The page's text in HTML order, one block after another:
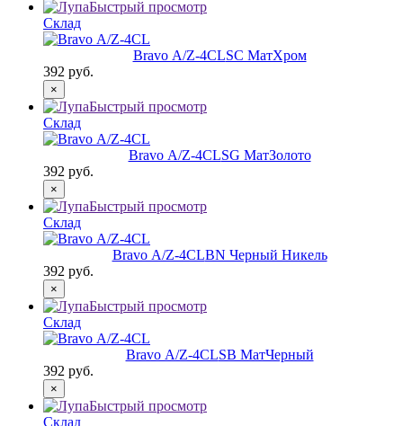
Быстрый просмотр
Склад
Bravo А/Z-4CLSC МатХром
392 руб.
×
Быстрый просмотр
Склад
Bravo А/Z-4CLSG МатЗолото
392 руб.
×
Быстрый просмотр
Склад
Bravo А/Z-4CLBN Черный Никель
392 руб.
×
Быстрый просмотр
Склад
Bravo А/Z-4CLSB МатЧерный
392 руб.
×
Быстрый просмотр
Склад